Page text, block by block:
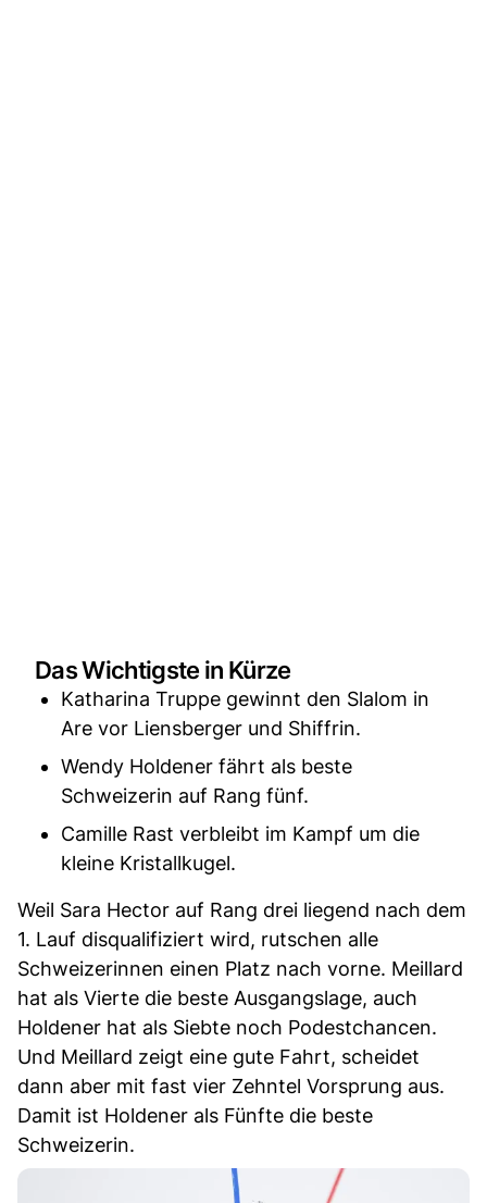
Das Wichtigste in Kürze
Katharina Truppe gewinnt den Slalom in
Are vor Liensberger und Shiffrin.
Wendy Holdener fährt als beste
Schweizerin auf Rang fünf.
Camille Rast verbleibt im Kampf um die
kleine Kristallkugel.
Weil Sara Hector auf Rang drei liegend nach dem
1. Lauf disqualifiziert wird, rutschen alle
Schweizerinnen einen Platz nach vorne. Meillard
hat als Vierte die beste Ausgangslage, auch
Holdener hat als Siebte noch Podestchancen.
Und Meillard zeigt eine gute Fahrt, scheidet
dann aber mit fast vier Zehntel Vorsprung aus.
Damit ist Holdener als Fünfte die beste
Schweizerin.